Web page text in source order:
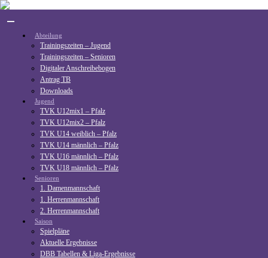
Skip
content
Abteilung
Trainingszeiten – Jugend
Trainingszeiten – Senioren
Digitaler Anschreibebogen
Antrag TB
Downloads
Jugend
TVK U12mix1 – Pfalz
TVK U12mix2 – Pfalz
TVK U14 weiblich – Pfalz
TVK U14 männlich – Pfalz
TVK U16 männlich – Pfalz
TVK U18 männlich – Pfalz
Senioren
1. Damenmannschaft
1. Herrenmannschaft
2. Herrenmannschaft
Saison
Spielpläne
Aktuelle Ergebnisse
DBB Tabellen & Liga-Ergebnisse